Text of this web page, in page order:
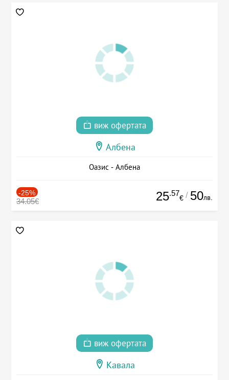
виж офертата
Албена
Оазис - Албена
-25%
34.05€ 25.57
€ / 50лв.
виж офертата
Кавала